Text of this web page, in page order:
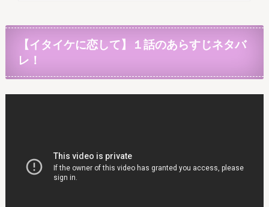
【イタイケに恋して】１話のあらすじネタバ
レ！